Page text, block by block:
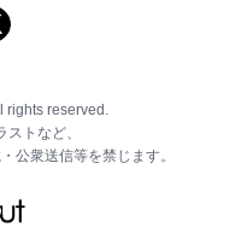
rights reserved.
トなど、
公衆送信等を禁じます。